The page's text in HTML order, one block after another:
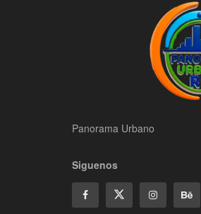
Panorama Urbano
Siguenos